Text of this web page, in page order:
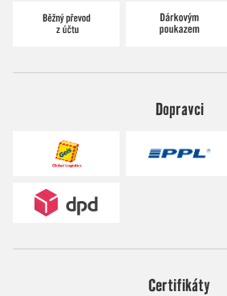
Dopravci
Certifikáty